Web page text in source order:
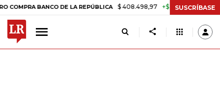
BANCO DE LA REPÚBLICA $ 408.498,97 +$ 8.753,81 +2,19% TASA
SUSCRÍBASE